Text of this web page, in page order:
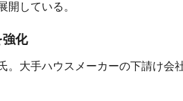
開している。
化
。大手ハウスメーカーの下請け会